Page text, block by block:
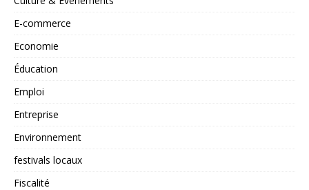
E-commerce
Economie
Éducation
Emploi
Entreprise
Environnement
festivals locaux
Fiscalité